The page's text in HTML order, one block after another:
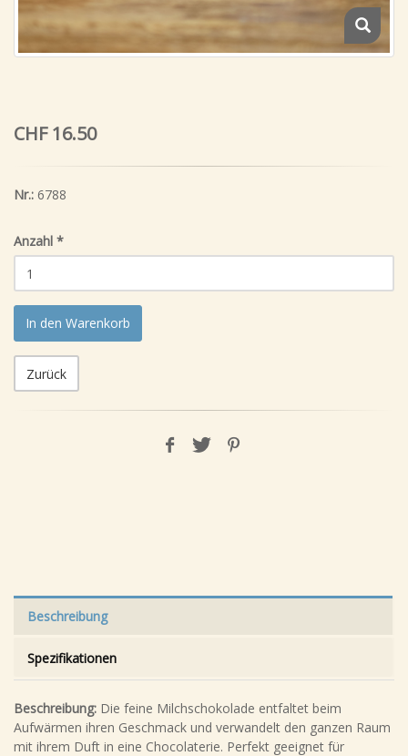
CHF 16.50
Nr.: 6788
Anzahl *
In den Warenkorb
Zurück
Beschreibung
Spezifikationen
Beschreibung: Die feine Milchschokolade entfaltet beim
Aufwärmen ihren Geschmack und verwandelt den ganzen Raum
mit ihrem Duft in eine Chocolaterie. Perfekt geeignet für